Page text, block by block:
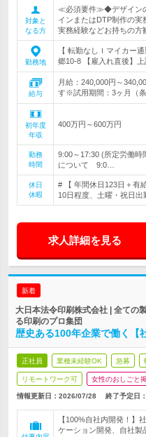
対象と
なる方
≪必須要件≫◆デザイン
インまたはDTP制作の実
実務経験などお持ちの方
勤務地
【 転勤なしｌマイカー
郷10-8 【雇入れ直後】上
給与
月給：240,000円～
す※試用期間：3ヶ月（条
初年度
年収
400万円～600万円
勤務
時間
9:00～17:30 (所定労働
について 9:0…
休日
休暇
# 【 年間休日123日＋有
10日程度、土曜・祝日出
求人詳細を見る
新着
大日本法令印刷株式会社 | 全ての
る印刷のプロ集団
歴史ある100年企業で働く【
正社員 業種未経験OK 急募
リモートワーク可 女性のおしごと
情報更新日：2026/07/28 終了予定日：
【100%自社内開発！】
ケーション開発、自社製